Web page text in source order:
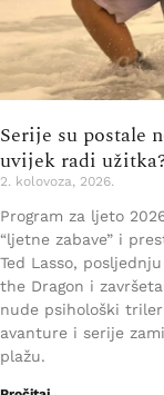
Serije su postale
uvijek radi
2. kolovoza, 2026.
Program za ljeto
“ljetne zabave” i
Ted Lasso,
the Dragon i
nude psihološki
avanture i serije
plažu.